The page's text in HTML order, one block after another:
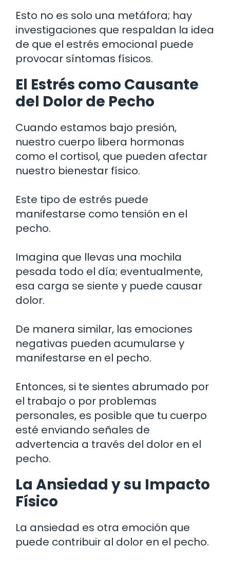
Esto no es solo una metáfora; hay
investigaciones que respaldan la idea
de que el estrés emocional puede
provocar síntomas físicos.
El Estrés como Causante
del Dolor de Pecho
Cuando estamos bajo presión,
nuestro cuerpo libera hormonas
como el cortisol, que pueden afectar
nuestro bienestar físico.
Este tipo de estrés puede
manifestarse como tensión en el
pecho.
Imagina que llevas una mochila
pesada todo el día; eventualmente,
esa carga se siente y puede causar
dolor.
De manera similar, las emociones
negativas pueden acumularse y
manifestarse en el pecho.
Entonces, si te sientes abrumado por
el trabajo o por problemas
personales, es posible que tu cuerpo
esté enviando señales de
advertencia a través del dolor en el
pecho.
La Ansiedad y su Impacto
Físico
La ansiedad es otra emoción que
puede contribuir al dolor en el pecho.